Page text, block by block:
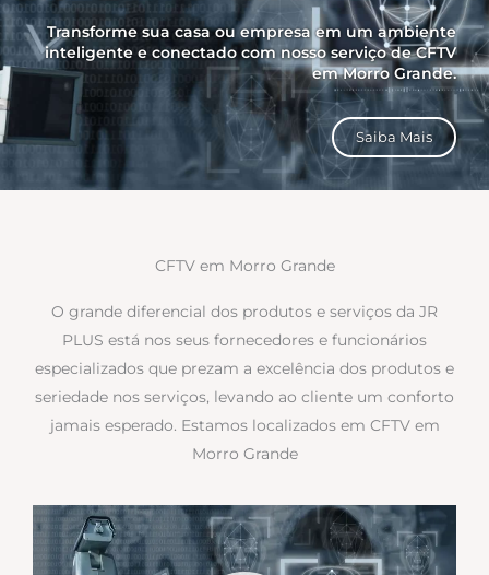
Transforme sua casa ou empresa em um ambiente
inteligente e conectado com nosso serviço de CFTV
em Morro Grande.
Saiba Mais
CFTV em Morro Grande
O grande diferencial dos produtos e serviços da JR
PLUS está nos seus fornecedores e funcionários
especializados que prezam a excelência dos produtos e
seriedade nos serviços, levando ao cliente um conforto
jamais esperado. Estamos localizados em CFTV em
Morro Grande